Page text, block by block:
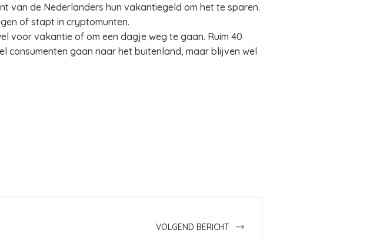
van de Nederlanders hun vakantiegeld om het te sparen.
of stapt in cryptomunten.
voor vakantie of om een dagje weg te gaan. Ruim 40
consumenten gaan naar het buitenland, maar blijven wel
VOLGEND BERICHT